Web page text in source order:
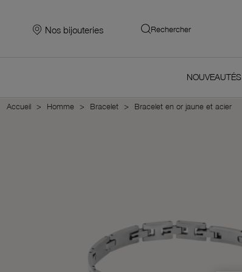
Nos bijouteries Rechercher
NOUVEAUTÉS
Accueil Homme Bracelet Bracelet en or jaune et acier